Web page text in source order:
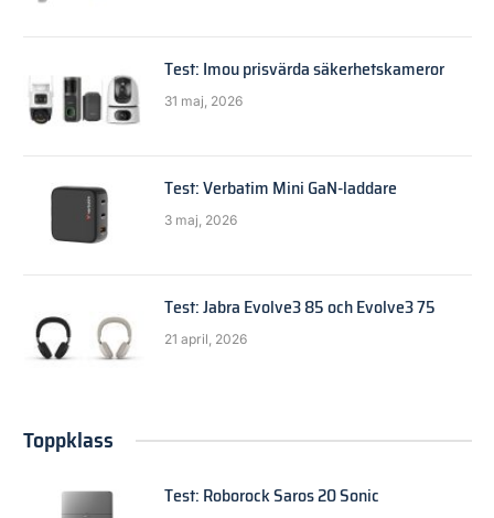
Test: Imou prisvärda säkerhetskameror
31 maj, 2026
Test: Verbatim Mini GaN-laddare
3 maj, 2026
Test: Jabra Evolve3 85 och Evolve3 75
21 april, 2026
Toppklass
Test: Roborock Saros 20 Sonic